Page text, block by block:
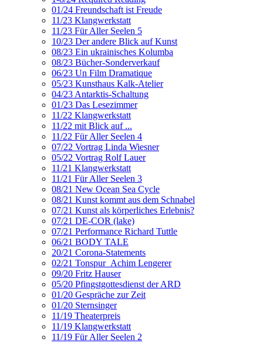
01/24 Freundschaft ist Freude
11/23 Klangwerkstatt
11/23 Für Aller Seelen 5
10/23 Der andere Blick auf Kunst
08/23 Ein ukrainisches Kolumba
08/23 Bücher-Sonderverkauf
06/23 Un Film Dramatique
05/23 Kunsthaus Kalk-Atelier
04/23 Antarktis-Schaltung
01/23 Das Lesezimmer
11/22 Klangwerkstatt
11/22 mit Blick auf ...
11/22 Für Aller Seelen 4
07/22 Vortrag Linda Wiesner
05/22 Vortrag Rolf Lauer
11/21 Klangwerkstatt
11/21 Für Aller Seelen 3
08/21 New Ocean Sea Cycle
08/21 Kunst kommt aus dem Schnabel
07/21 Kunst als körperliches Erlebnis?
07/21 DE-COR (lake)
07/21 Performance Richard Tuttle
06/21 BODY TALE
20/21 Corona-Statements
02/21 Tonspur_Achim Lengerer
09/20 Fritz Hauser
05/20 Pfingstgottesdienst der ARD
01/20 Gespräche zur Zeit
01/20 Sternsinger
11/19 Theaterpreis
11/19 Klangwerkstatt
11/19 Für Aller Seelen 2